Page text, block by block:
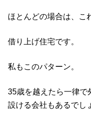
ほとんどの場合は、こ
借り上げ住宅です。
私もこのパターン。
35歳を越えたら一律で
設ける会社もあるでし